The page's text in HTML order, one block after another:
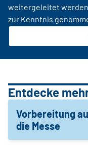
weitergeleitet
zur Kenntnis
Entdecke
Vorbereitung
die Messe